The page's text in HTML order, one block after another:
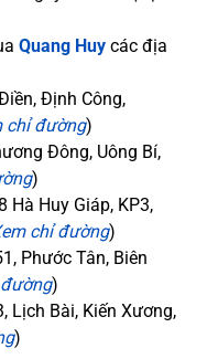
Quang Huy các địa
Định Công,
chỉ đường)
Đông, Uông Bí,
)
Hà Huy Giáp, KP3,
chỉ đường)
Phước Tân, Biên
)
Lịch Bài, Kiến Xương,
)